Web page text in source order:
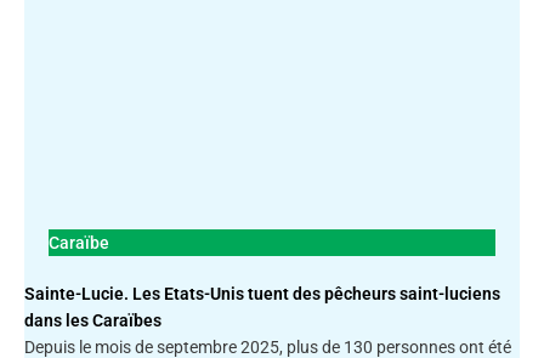
Caraïbe
Sainte-Lucie. Les Etats-Unis tuent des pêcheurs saint-luciens
dans les Caraïbes
Depuis le mois de septembre 2025, plus de 130 personnes ont été